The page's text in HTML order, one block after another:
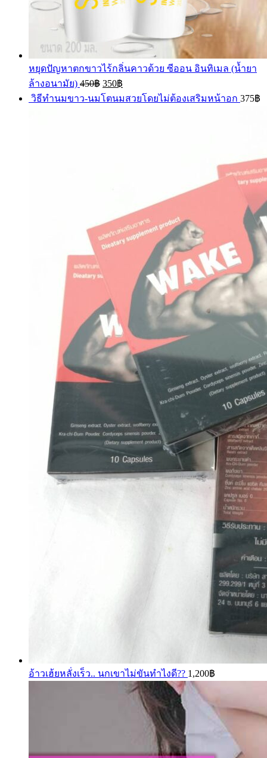
หยุดปัญหาตกขาวไร้กลิ่นคาวด้วย ซีออน อินทิเมล (น้ำยา
ล้างอนามัย) 450฿ 350฿
วิธีทำนมขาว-นมโตนมสวยโดยไม่ต้องเสริมหน้าอก 375฿
อ้าวเฮ้ยหลั่งเร็ว.. นกเขาไม่ขันทำไงดี?? 1,200฿